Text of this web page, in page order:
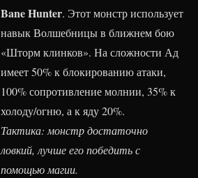
Bane Hunter. Этот монстр использует
навык Волшебницы в ближнем бою
«Шторм клинков». На сложности Ад
имеет 50% к блокированию атаки,
100% сопротивление молнии, 35% к
холоду/огню, а к яду 20%.
Тактика: монстр достаточно
ловкий, лучше его победить с
помощью магии.